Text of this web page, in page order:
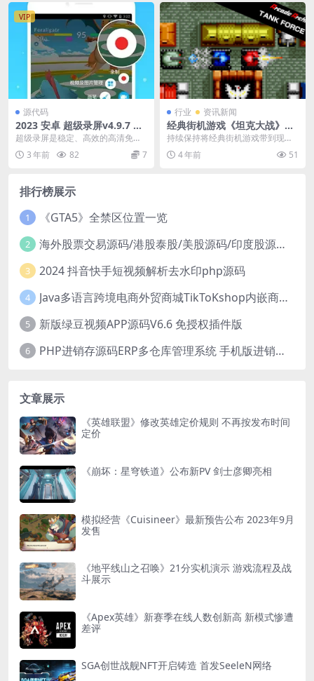
VIP
源代码
2023 安卓 超级录屏v4.9.7 解
锁高级版
超级录屏是稳定、高效的高清免费
录屏+直播+截图+视频编辑软件，
功能强大、并且无需...
3 年前 82 7
行业 资讯新闻
经典街机游戏《坦克大战》现
已登陆PS和Switch
持续保持将经典街机游戏带到现代
游戏平台的Hamster宣布，在今天
（1月19日）...
4 年前 51
排行榜展示
1 《GTA5》全禁区位置一览
2 海外股票交易源码/港股泰股/美股源码/印度股源码/马拉西亚股票源码/国际股票配资
3 2024 抖音快手短视频解析去水印php源码
4 Java多语言跨境电商外贸商城TikToKshop内嵌商城I商家入驻I一键铺
5 新版绿豆视频APP源码V6.6 免授权插件版
6 PHP进销存源码ERP多仓库管理系统 手机版进销存 php网络版进销存小程序
文章展示
《英雄联盟》修改英雄定价规则 不再按发布时间
定价
《崩坏：星穹铁道》公布新PV 剑士彦卿亮相
模拟经营《Cuisineer》最新预告公布 2023年9月
发售
《地平线山之召唤》21分实机演示 游戏流程及战
斗展示
《Apex英雄》新赛季在线人数创新高 新模式惨遭
差评
SGA创世战舰NFT开启铸造 首发SeeleN网络